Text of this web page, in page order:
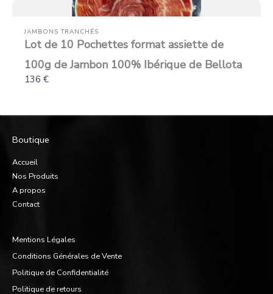
JAMBONS TRANCHÉS
Lot de 10 Pochettes format assiette de
100g de Jambon 100% Ibérique de Bellota
136 €
Boutique
Accueil
Nos Produits
A propos
Contact
Mentions Légales
Conditions Générales de Vente
Politique de Confidentialité
Politique de retours